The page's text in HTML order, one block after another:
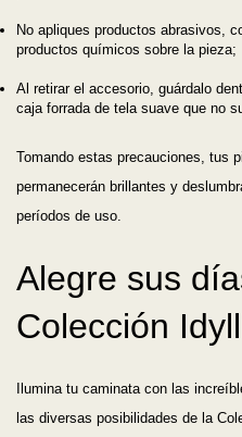
No apliques productos abrasivos,
productos químicos sobre la pieza;
Al retirar el accesorio, guárdalo
caja forrada de tela suave que no
Tomando estas precauciones, tus
permanecerán brillantes y
períodos de uso.
Alegre sus
Colección
Ilumina tu caminata con las
las diversas posibilidades de la